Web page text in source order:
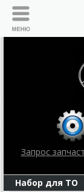
Запрос
Набор для ТО